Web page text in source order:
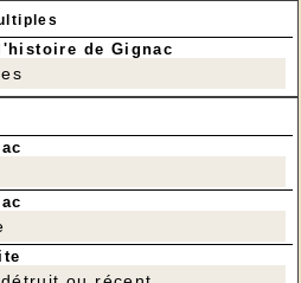
de Gignac